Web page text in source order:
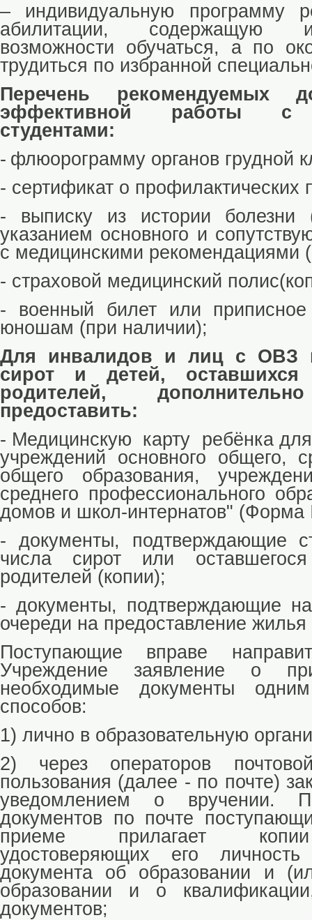
– индивидуальную программу
абилитации, содержащую
возможности обучаться, а по
трудиться по избранной
Перечень рекомендуемых
эффективной работы с
студентами:
- флюорограмму органов грудной
- сертификат о профилактических
-
выписку из истории
указанием основного и
с медицинскими рекомендациями
- страховой медицинский
-
военный билет или приписное
юношам (при наличии);
Для инвалидов и лиц с ОВЗ
сирот и детей, оставшихся
родителей,
предоставить:
- Медицинскую карту ребёнка
учреждений основного общего,
общего образования,
среднего профессионального
домов и школ-интернатов"
-
документы, подтверждающие
числа сирот или
родителей (копии);
- документы, подтверждающие
очереди на предоставление жилья
Поступающие вправе
Учреждение заявление о
необходимые документы
способов:
1) лично в образовательную
2) через операторов
пользования (далее - по почте)
уведомлением о вручении.
документов по почте
приеме прилагает
удостоверяющих его
документа об образовании и
образовании и о
документов;